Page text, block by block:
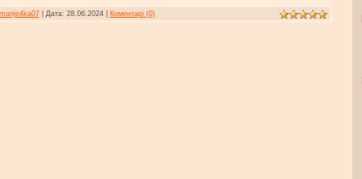
marije4ka07| Дата: 28.06.2024 Коментарі (0)